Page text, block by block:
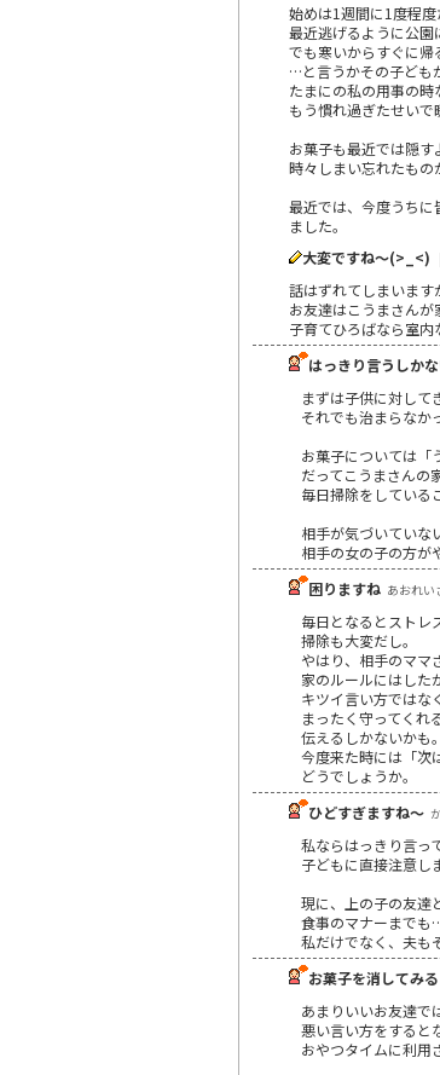
始めは1週間に1度程度
最近逃げるように公園
でも寒いからすぐに帰
…と言うかその子ども
たまにの私の用事の時
もう慣れ過ぎたせい
お菓子も最近では隠す
時々しまい忘れたも
最近では、今度うちに
ました。
大変ですね～(>_<)
話はずれてしまいます
お友達はこうまさんが
子育てひろばなら室
はっきり言うしか
まずは子供に対して
それでも治まらなか
お菓子については「
だってこうまさんの
毎日掃除をしている
相手が気づいていな
相手の女の子の方が
困りますね あおれ
毎日となるとストレ
掃除も大変だし。
やはり、相手のママ
家のルールにはした
キツイ言い方ではな
まったく守ってくれ
伝えるしかないかも。
今度来た時には「次
どうでしょうか。
ひどすぎますね～
私ならはっきり言っ
子どもに直接注意し
現に、上の子の友達
食事のマナーまでも…
私だけでなく、夫も
お菓子を消してみる
あまりいいお友達で
悪い言い方をすると
おやつタイムに利用